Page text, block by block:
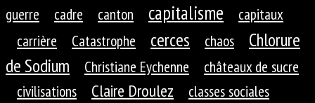
guerre
cadre canton capitalisme
capitaux
carrière
Catastrophe cerces chaos
Chlorure
de Sodium
Christiane Eychenne
châteaux de sucre
civilisations
Claire Droulez
classes sociales